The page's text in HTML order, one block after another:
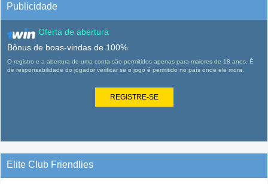
Publicidade
Oferta de abertura
Bônus de boas-vindas de 100%
O registro e a abertura de uma conta são permitidos apenas para maiores de 18 anos. É
de responsabilidade do jogador verificar se o jogo é permitido no país onde ele mora.
REGISTRE-SE
Elite Club Friendlies